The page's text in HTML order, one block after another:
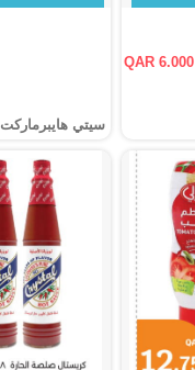
QAR 6.000
سيتي هايبرماركت